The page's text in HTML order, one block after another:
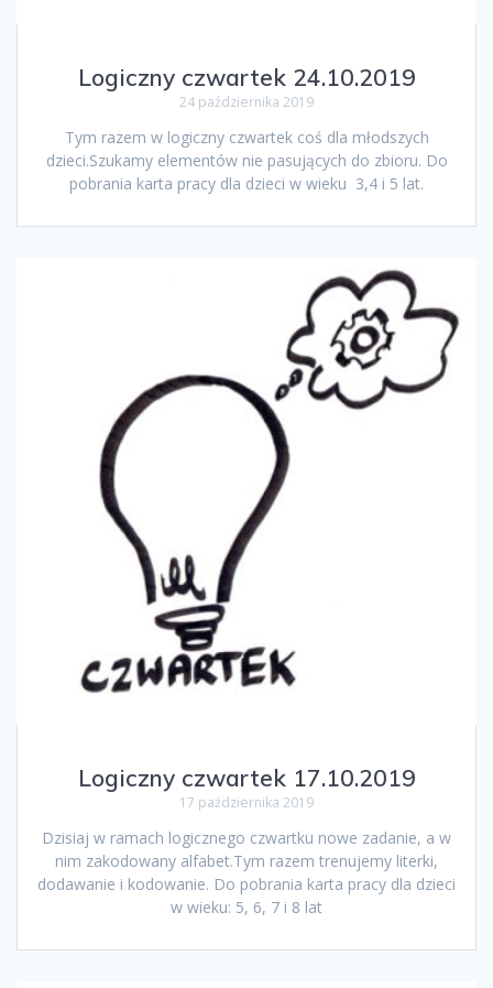
Logiczny czwartek 24.10.2019
24 października 2019
Tym razem w logiczny czwartek coś dla młodszych
dzieci.Szukamy elementów nie pasujących do zbioru. Do
pobrania karta pracy dla dzieci w wieku 3,4 i 5 lat.
Logiczny czwartek 17.10.2019
17 października 2019
Dzisiaj w ramach logicznego czwartku nowe zadanie, a w
nim zakodowany alfabet.Tym razem trenujemy literki,
dodawanie i kodowanie. Do pobrania karta pracy dla dzieci
w wieku: 5, 6, 7 i 8 lat